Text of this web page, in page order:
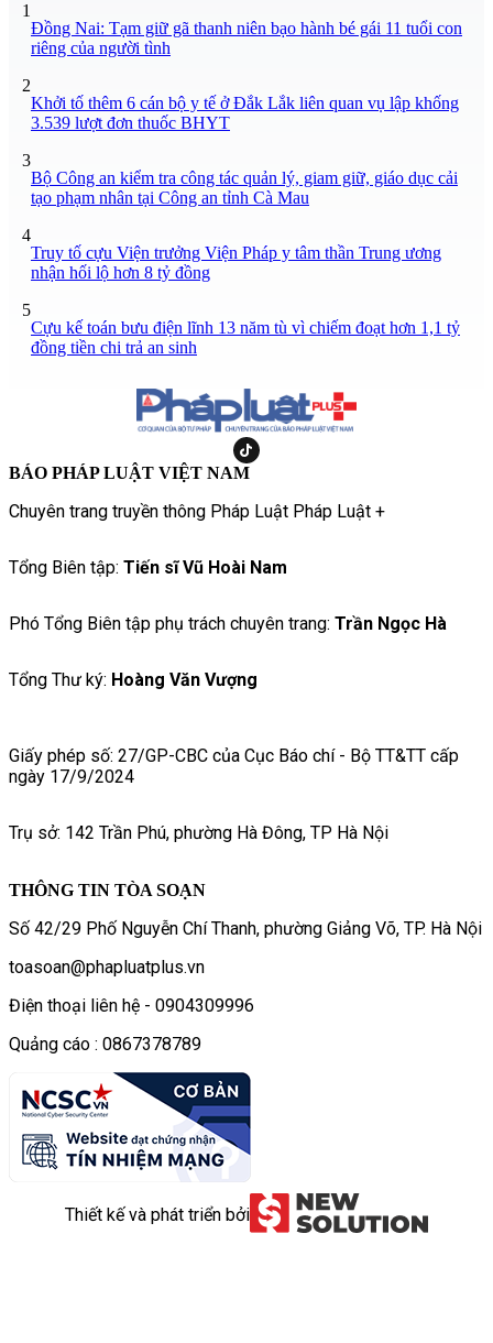
1
Đồng Nai: Tạm giữ gã thanh niên bạo hành bé gái 11 tuổi con
riêng của người tình
2
Khởi tố thêm 6 cán bộ y tế ở Đắk Lắk liên quan vụ lập khống
3.539 lượt đơn thuốc BHYT
3
Bộ Công an kiểm tra công tác quản lý, giam giữ, giáo dục cải
tạo phạm nhân tại Công an tỉnh Cà Mau
4
Truy tố cựu Viện trưởng Viện Pháp y tâm thần Trung ương
nhận hối lộ hơn 8 tỷ đồng
5
Cựu kế toán bưu điện lĩnh 13 năm tù vì chiếm đoạt hơn 1,1 tỷ
đồng tiền chi trả an sinh
BÁO PHÁP LUẬT VIỆT NAM
Chuyên trang truyền thông Pháp Luật Pháp Luật +
Tổng Biên tập: Tiến sĩ Vũ Hoài Nam
Phó Tổng Biên tập phụ trách chuyên trang: Trần Ngọc Hà
Tổng Thư ký: Hoàng Văn Vượng
Giấy phép số: 27/GP-CBC của Cục Báo chí - Bộ TT&TT cấp
ngày 17/9/2024
Trụ sở: 142 Trần Phú, phường Hà Đông, TP Hà Nội
THÔNG TIN TÒA SOẠN
Số 42/29 Phố Nguyễn Chí Thanh, phường Giảng Võ, TP. Hà Nội
toasoan@phapluatplus.vn
Điện thoại liên hệ - 0904309996
Quảng cáo : 0867378789
Thiết kế và phát triển bởi